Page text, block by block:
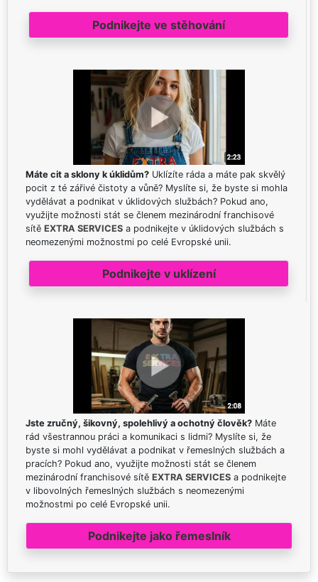
Podnikejte ve stěhování
Máte cit a sklony k úklidům? Uklízíte ráda a máte pak skvělý
pocit z té zářivé čistoty a vůně? Myslíte si, že byste si mohla
vydělávat a podnikat v úklidových službách? Pokud ano,
využijte možnosti stát se členem mezinárodní franchisové
sítě EXTRA SERVICES a podnikejte v úklidových službách s
neomezenými možnostmi po celé Evropské unii.
Podnikejte v uklízení
Jste zručný, šikovný, spolehlivý a ochotný člověk? Máte
rád všestrannou práci a komunikaci s lidmi? Myslíte si, že
byste si mohl vydělávat a podnikat v řemeslných službách a
pracích? Pokud ano, využijte možnosti stát se členem
mezinárodní franchisové sítě EXTRA SERVICES a podnikejte
v libovolných řemeslných službách s neomezenými
možnostmi po celé Evropské unii.
Podnikejte jako řemeslník